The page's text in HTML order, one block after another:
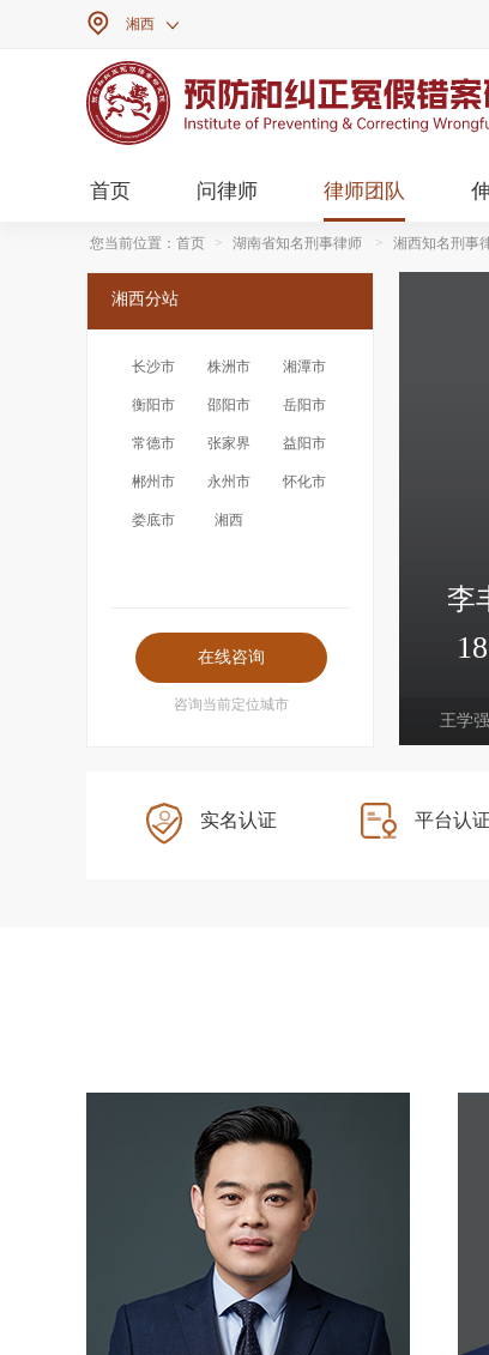
 湘西 
首页 问律师 律师团队
您当前位置： 首页 > 湖南省知名刑事律师 > 湘西知名刑事
湘西分站
长沙市 株洲市 湘潭市
衡阳市 邵阳市 岳阳市
常德市 张家界 益阳市
郴州市 永州市 怀化市
娄底市 湘西
咨询当前定位城市
经济犯罪、企业家犯罪、刑事上诉
李
王学
实名认证 平台认证